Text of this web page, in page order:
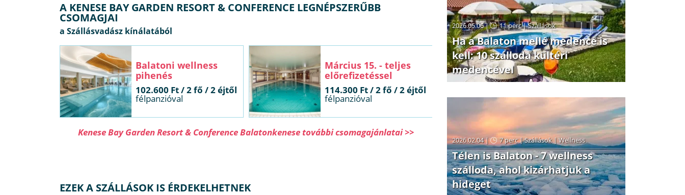
A KENESE BAY GARDEN RESORT & CONFERENCE LEGNÉPSZERŰBB
CSOMAGJAI
Balatoni wellness
pihenés
102.600 Ft / 2 fő / 2 éjtől
félpanzióval
Március 15. - teljes
előrefizetéssel
114.300 Ft / 2 fő / 2 éjtől
félpanzióval
Október 23. - teljes
előrefizetéssel
félpanzióval
Kenese Bay Garden Resort & Conference Balatonkenese további csomagajánlatai >>
EZEK A SZÁLLÁSOK IS ÉRDEKELHETNEK
2026.05.06 | 11 perc|Szállások
Ha a Balaton mellé medence is
kell: 10 szálloda kültéri
medencével
2026.02.04 | 7 perc|Szállások|Wellness
Télen is Balaton - 7 wellness
szálloda, ahol kizárhatjuk a
hideget